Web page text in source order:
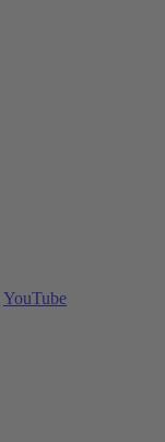
YouTube